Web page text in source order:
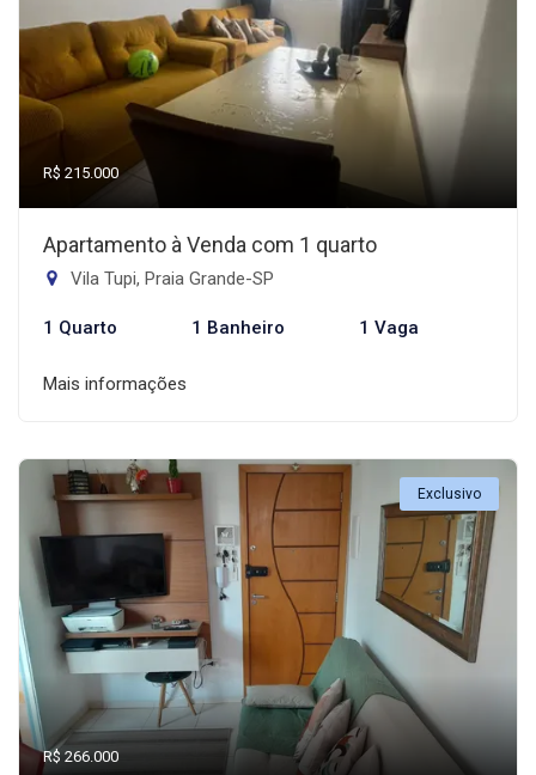
R$ 215.000
Apartamento à Venda com 1 quarto
Vila Tupi, Praia Grande-SP
1 Quarto 1 Banheiro 1 Vaga
Mais informações
Exclusivo
R$ 266.000